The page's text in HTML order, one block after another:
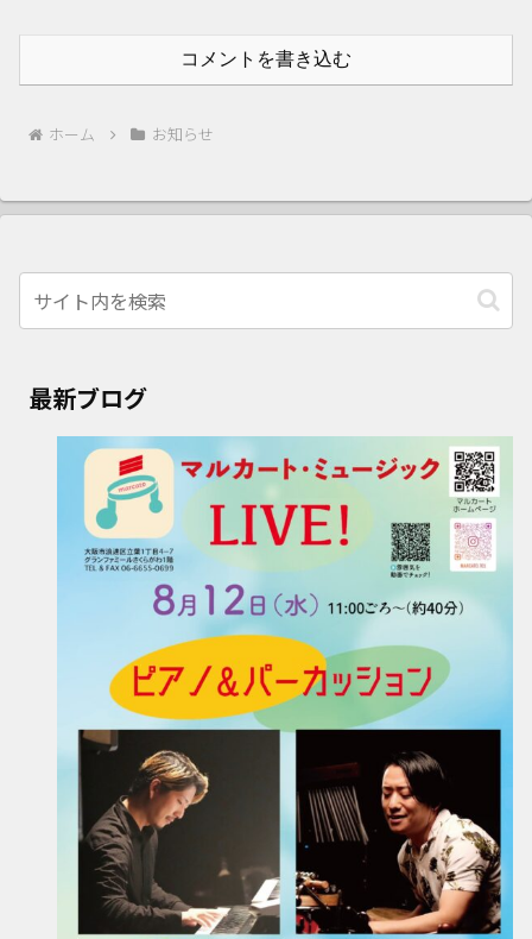
コメントを書き込む
ホーム お知らせ
最新ブログ